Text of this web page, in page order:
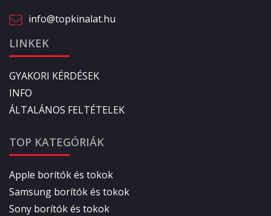
info@topkinalat.hu
LINKEK
GYAKORI KÉRDÉSEK
INFO
ÁLTALÁNOS FELTÉTELEK
TOP KATEGÓRIÁK
Apple borítók és tokok
Samsung borítók és tokok
Sony borítók és tokok